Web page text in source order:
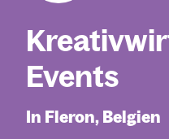
Events
In Fleron, Belgien